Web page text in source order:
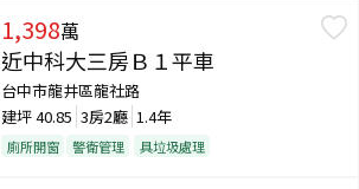
1,398萬
近中科大三房Ｂ１平車
台中市龍井區龍社路
建坪40.85 3房2廳 1.4年
廁所開窗 警衛管理 具垃圾處理